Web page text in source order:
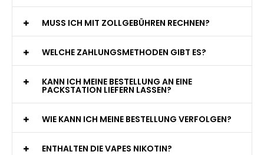
MUSS ICH MIT ZOLLGEBÜHREN RECHNEN?
WELCHE ZAHLUNGSMETHODEN GIBT ES?
KANN ICH MEINE BESTELLUNG AN EINE
PACKSTATION LIEFERN LASSEN?
WIE KANN ICH MEINE BESTELLUNG VERFOLGEN?
ENTHALTEN DIE VAPES NIKOTIN?